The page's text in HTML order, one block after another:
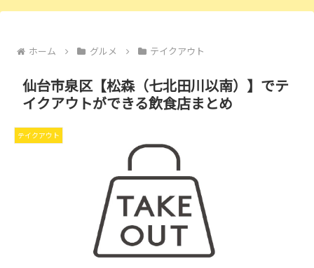
ホーム グルメ テイクアウト
仙台市泉区【松森（七北田川以南）】でテ
イクアウトができる飲食店まとめ
テイクアウト